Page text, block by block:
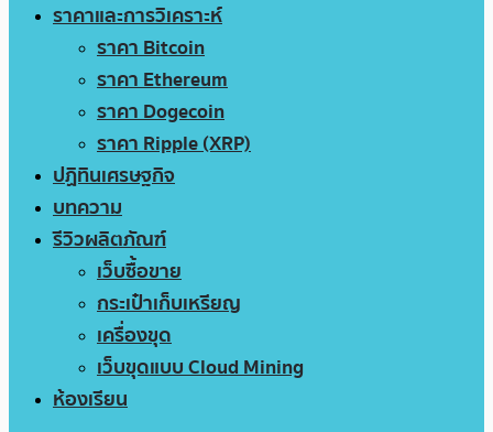
ราคาและการวิเคราะห์
ราคา Bitcoin
ราคา Ethereum
ราคา Dogecoin
ราคา Ripple (XRP)
ปฏิทินเศรษฐกิจ
บทความ
รีวิวผลิตภัณฑ์
เว็บซื้อขาย
กระเป๋าเก็บเหรียญ
เครื่องขุด
เว็บขุดแบบ Cloud Mining
ห้องเรียน